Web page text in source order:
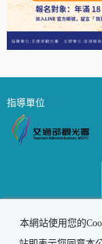
指導單位
本網站使用您的